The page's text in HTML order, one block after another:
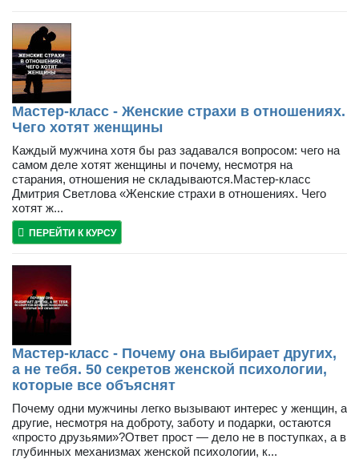
Мастер-класс - Женские страхи в отношениях.
Чего хотят женщины
Каждый мужчина хотя бы раз задавался вопросом: чего на
самом деле хотят женщины и почему, несмотря на
старания, отношения не складываются.Мастер-класс
Дмитрия Светлова «Женские страхи в отношениях. Чего
хотят ж...
ПЕРЕЙТИ К КУРСУ
Мастер-класс - Почему она выбирает других,
а не тебя. 50 секретов женской психологии,
которые все объяснят
Почему одни мужчины легко вызывают интерес у женщин, а
другие, несмотря на доброту, заботу и подарки, остаются
«просто друзьями»?Ответ прост — дело не в поступках, а в
глубинных механизмах женской психологии, к...